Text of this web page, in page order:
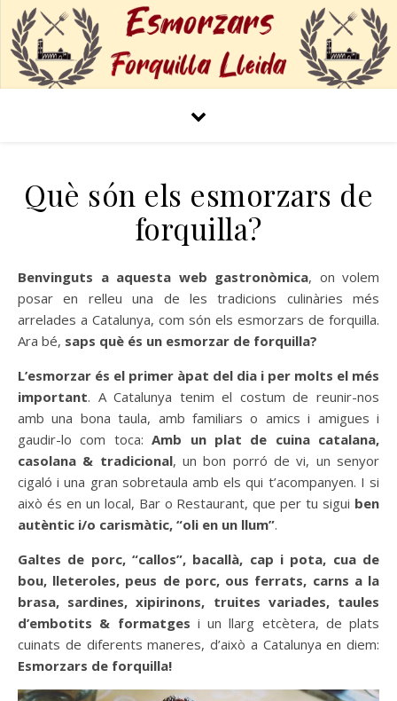
Què són els esmorzars de
forquilla?
Benvinguts a aquesta web gastronòmica, on volem
posar en relleu una de les tradicions culinàries més
arrelades a Catalunya, com són els esmorzars de forquilla.
Ara bé, saps què és un esmorzar de forquilla?
L’esmorzar és el primer àpat del dia i per molts el més
important. A Catalunya tenim el costum de reunir-nos
amb una bona taula, amb familiars o amics i amigues i
gaudir-lo com toca:Amb un plat de cuina catalana,
casolana & tradicional, un bon porró de vi, un senyor
cigaló i una gran sobretaula amb els qui t’acompanyen. I si
això és en un local, Bar o Restaurant, que per tu sigui ben
autèntic i/o carismàtic, “oli en un llum”.
Galtes de porc, “callos”, bacallà, cap i pota, cua de
bou, lleteroles, peus de porc, ous ferrats, carns a la
brasa, sardines, xipirinons, truites variades, taules
d’embotits & formatges i un llarg etcètera, de plats
cuinats de diferents maneres, d’això a Catalunya en diem:
Esmorzars de forquilla!